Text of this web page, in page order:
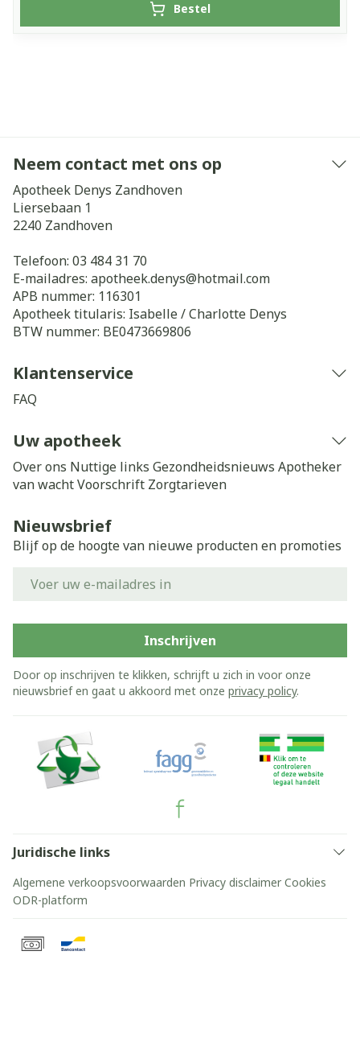
Bestel
Neem contact met ons op
Apotheek Denys Zandhoven
Liersebaan 1
2240 Zandhoven
Telefoon: 03 484 31 70
E-mailadres: apotheek.denys@hotmail.com
APB nummer: 116301
Apotheek titularis: Isabelle / Charlotte Denys
BTW nummer: BE0473669806
Klantenservice
FAQ
Uw apotheek
Over ons Nuttige links Gezondheidsnieuws Apotheker
van wachtVoorschrift Zorgtarieven
Nieuwsbrief
Blijf op de hoogte van nieuwe producten en promoties
Inschrijven
Door op inschrijven te klikken, schrijft u zich in voor onze
nieuwsbrief en gaat u akkoord met onze privacy policy.
Juridische links
Algemene verkoopsvoorwaarden Privacy disclaimer Cookies
ODR-platform